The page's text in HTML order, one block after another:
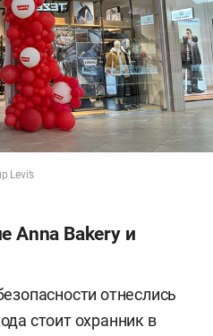
Levi’s
Anna Bakery и
отнеслись
стоит охранник в